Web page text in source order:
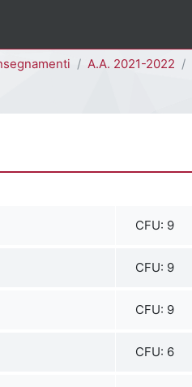
A.A. 2021-2022
CFU: 9
CFU: 9
CFU: 9
CFU: 6